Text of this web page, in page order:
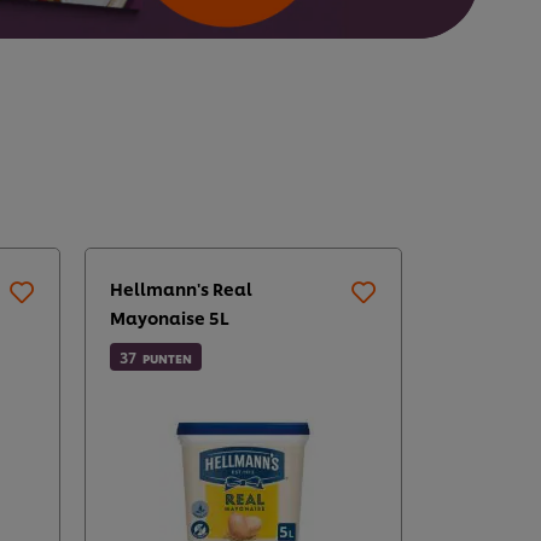
Hellmann's Real
Mayonaise 5L
37 PUNTEN